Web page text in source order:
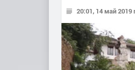
20:01, 14 май 2019